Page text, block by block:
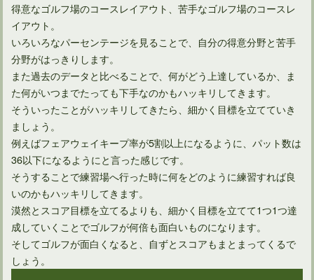
得意なゴルフ場のコースレイアウト、苦手なゴルフ場のコースレ
イアウト。
いろいろなパーセンテージを見ることで、自分の得意分野と苦手
分野がはっきりします。
また過去のデータと比べることで、何がどう上達しているか、ま
た何がいつまでたっても下手なのかもハッキリしてきます。
そういったことがハッキリしてきたら、細かく目標を立てていき
ましょう。
例えばフェアウェイキープ率が5割以上になるように、パット数は
36以下になるようにと言った感じです。
そうすることで練習場へ行った時に何をどのように練習すれば良
いのかもハッキリしてきます。
漠然とスコア目標を立てるよりも、細かく目標を立てて1つ1つ達
成していくことでゴルフが何倍も面白いものになります。
そしてゴルフが面白くなると、自ずとスコアもまとまってくるで
しょう。